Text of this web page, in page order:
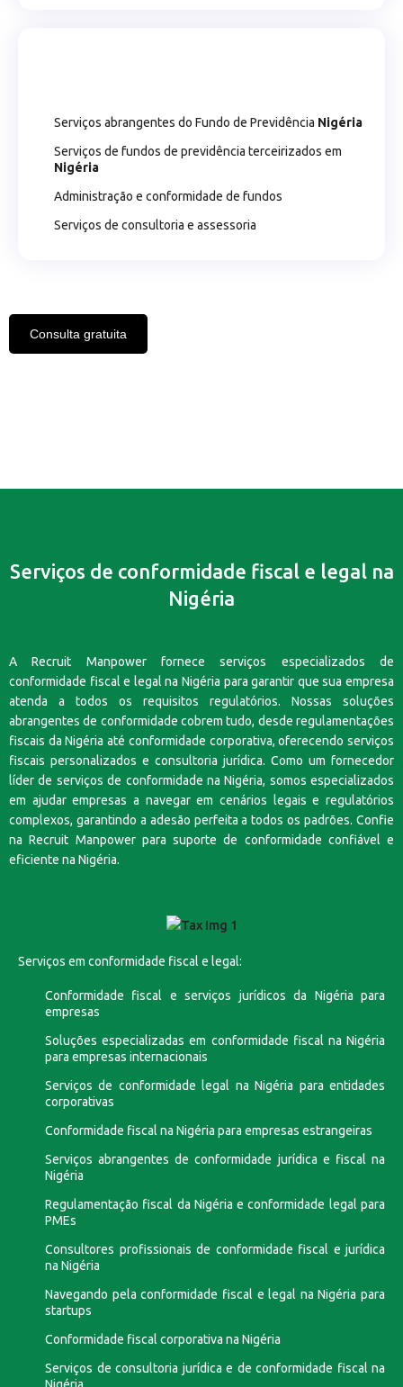
Serviços abrangentes do Fundo de Previdência Nigéria
Serviços de fundos de previdência terceirizados em
Nigéria
Administração e conformidade de fundos
Serviços de consultoria e assessoria
Consulta gratuita
Serviços de conformidade fiscal e legal na
Nigéria
A Recruit Manpower fornece serviços especializados de
conformidade fiscal e legal na Nigéria para garantir que sua empresa
atenda a todos os requisitos regulatórios. Nossas soluções
abrangentes de conformidade cobrem tudo, desde regulamentações
fiscais da Nigéria até conformidade corporativa, oferecendo serviços
fiscais personalizados e consultoria jurídica. Como um fornecedor
líder de serviços de conformidade na Nigéria, somos especializados
em ajudar empresas a navegar em cenários legais e regulatórios
complexos, garantindo a adesão perfeita a todos os padrões. Confie
na Recruit Manpower para suporte de conformidade confiável e
eficiente na Nigéria.
Serviços em conformidade fiscal e legal:
Conformidade fiscal e serviços jurídicos da Nigéria para
empresas
Soluções especializadas em conformidade fiscal na Nigéria
para empresas internacionais
Serviços de conformidade legal na Nigéria para entidades
corporativas
Conformidade fiscal na Nigéria para empresas estrangeiras
Serviços abrangentes de conformidade jurídica e fiscal na
Nigéria
Regulamentação fiscal da Nigéria e conformidade legal para
PMEs
Consultores profissionais de conformidade fiscal e jurídica
na Nigéria
Navegando pela conformidade fiscal e legal na Nigéria para
startups
Conformidade fiscal corporativa na Nigéria
Serviços de consultoria jurídica e de conformidade fiscal na